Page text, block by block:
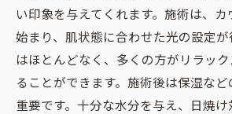
い印象を与えてくれます。施術は、
始まり、肌状態に合わせた光の設定
はほとんどなく、多くの方がリラッ
ることができます。施術後は保湿な
重要です。十分な水分を与え、日焼け